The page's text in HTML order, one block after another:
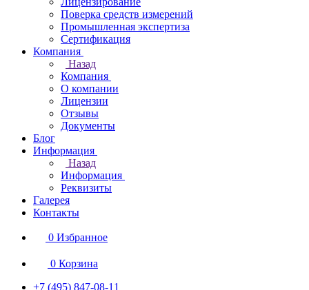
Поверка средств измерений
Промышленная экспертиза
Сертификация
Компания
Назад
Компания
О компании
Лицензии
Отзывы
Документы
Блог
Информация
Назад
Информация
Реквизиты
Галерея
Контакты
0 Избранное
0 Корзина
+7 (495) 847-08-11